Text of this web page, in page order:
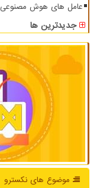
عامل های هوش
جدیدترین ها
موضوع های نكسترو